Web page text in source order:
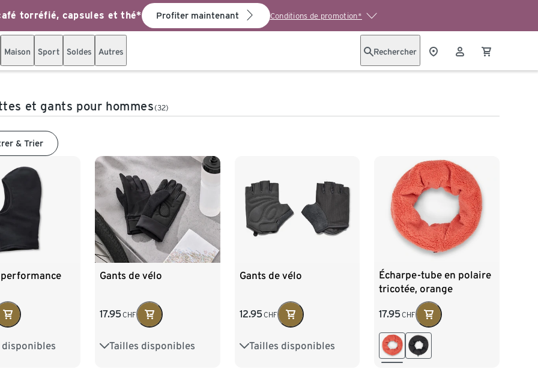
torréfié, capsules et thé* Profiter maintenant Conditions de promotion*
Maison Sport Soldes Autres Rechercher
et gants pour hommes(32)
& Trier
disponibles
L
Gants de vélo
17.95CHF
Tailles disponibles
S/M L/XL
Gants de vélo
12.95CHF
Tailles disponibles
S/M L/XL
Écharpe-tube en polaire
tricotée, orange
17.95CHF